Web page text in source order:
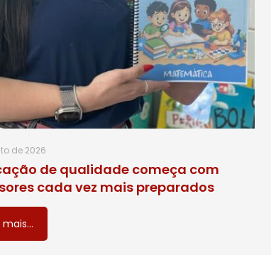
de 2026
de qualidade começa com
cada vez mais preparados
mais...